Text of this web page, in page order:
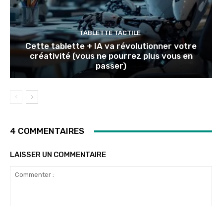
TABLETTE TACTILE
Cette tablette + IA va révolutionner votre
créativité (vous ne pourrez plus vous en
passer)
4 COMMENTAIRES
LAISSER UN COMMENTAIRE